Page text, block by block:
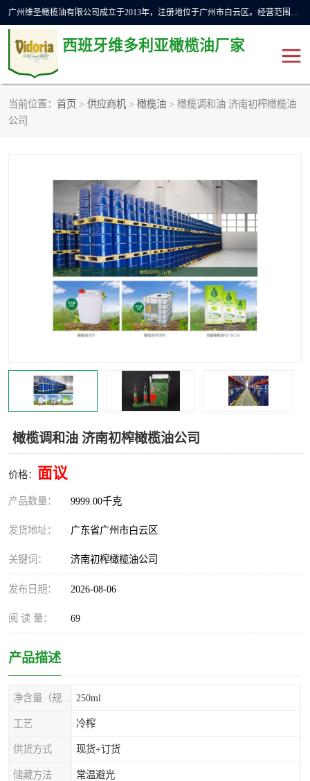
广州维圣橄榄油有限公司成立于2013年，注册地位于广州市白云区。经营范围包括饲料原料销售;畜牧渔业饲料销售;化妆品批发;贸易经纪;食品进出口等，主要产品有：橄榄果渣油，橄榄油，纯橄榄油等。
西班牙维多利亚橄榄油厂家
当前位置： 首页 > 供应商机 > 橄榄油 > 橄榄调和油 济南初榨橄榄油
公司
橄榄调和油 济南初榨橄榄油公司
价格： 面议
产品数量： 9999.00千克
发货地址： 广东省广州市白云区
关键词： 济南初榨橄榄油公司
发布日期： 2026-08-06
阅 读 量： 69
产品描述
250ml
工艺 冷榨
供货方式 现货+订货
储藏方法 常温避光
橄榄油
橄榄果渣油 精炼橄榄油